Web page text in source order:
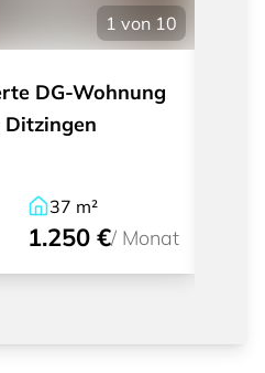
1 von 10
DG-Wohnung
Ditzingen
37 m²
1.250 €/ Monat